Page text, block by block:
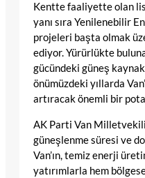
Kentte faaliyette olan
yanı sıra Yenilenebilir
projeleri başta olmak
ediyor. Yürürlükte
gücündeki güneş
önümüzdeki yıllarda
artıracak önemli bir
AK Parti Van
güneşlenme süresi ve
Van’ın, temiz enerji
yatırımlarla hem